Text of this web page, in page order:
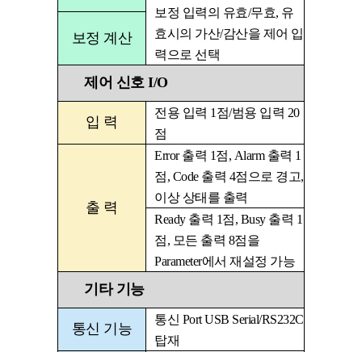
보정 입력의 유효/무효, 유
효시의 가산/감산을 제어 입
력으로 선택
보정 계산
제어 신호 I/O
입 력
전용 입력 1 점/범용 입력 20
점
출 력
Error출력 1점, Alarm 출력 1
점, Code 출력 4점으로 경고,
이상 상태를 출력
Ready 출력 1점, Busy 출력 1
점, 모든 출력 8점을
Parameter에서 재설정 가능
기타 기능
통신 기능
통신 Port USB Serial/RS232C
탑재